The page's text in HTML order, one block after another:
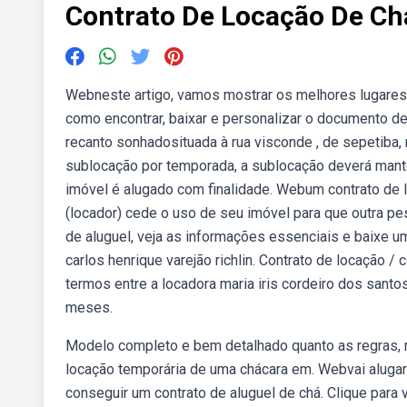
Contrato De Locação De
Webneste artigo, vamos mostrar os melhores
como encontrar, baixar e personalizar o documento
recanto sonhadosituada à rua visconde , de
sublocação por temporada, a sublocação deverá
imóvel é alugado com finalidade. Webum contrato
(locador) cede o uso de seu imóvel para que outra
de aluguel, veja as informações essenciais e baixe
carlos henrique varejão richlin. Contrato de locação
termos entre a locadora maria iris cordeiro dos
meses.
Modelo completo e bem detalhado quanto as
locação temporária de uma chácara em. Webvai
conseguir um contrato de aluguel de chá. Clique